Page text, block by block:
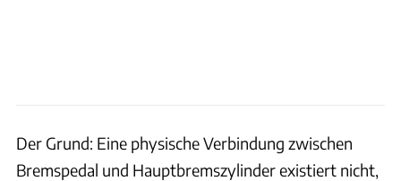
Der Grund: Eine physische Verbindung zwischen
Bremspedal und Hauptbremszylinder existiert nicht,